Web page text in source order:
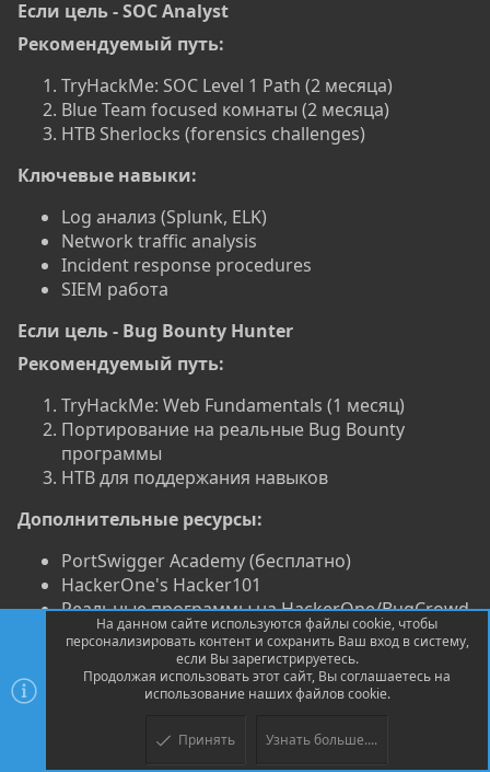
Если цель - SOC Analyst​
Рекомендуемый путь:
TryHackMe: SOC Level 1 Path (2 месяца)
Blue Team focused комнаты (2 месяца)
HTB Sherlocks (forensics challenges)
Ключевые навыки:
Log анализ (Splunk, ELK)
Network traffic analysis
Incident response procedures
SIEM работа
Если цель - Bug Bounty Hunter​
Рекомендуемый путь:
TryHackMe: Web Fundamentals (1 месяц)
Портирование на реальные Bug Bounty
программы
HTB для поддержания навыков
Дополнительные ресурсы:
PortSwigger Academy (бесплатно)
HackerOne's Hacker101
Реальные программы на HackerOne/BugCrowd
FAQ для Junior-специалистов​
Что выбрать TryHackMe или Hack The Box для
начала в ИБ?​
Для абсолютных новичков однозначно рекомендую
На данном сайте используются файлы cookie, чтобы
персонализировать контент и сохранить Ваш вход в систему,
если Вы зарегистрируетесь.
Продолжая использовать этот сайт, Вы соглашаетесь на
использование наших файлов cookie.
Принять Узнать больше....